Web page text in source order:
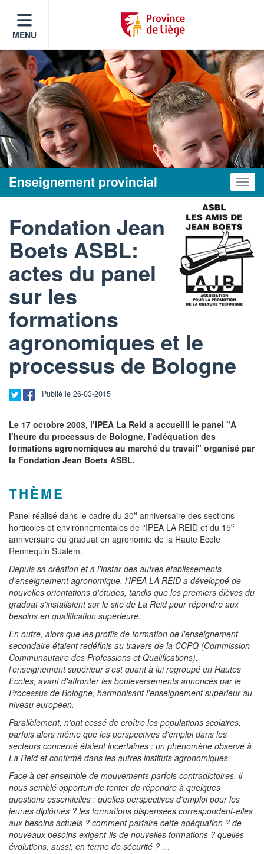
MENU
Enseignement provincial
Fondation Jean
Boets ASBL:
actes du panel
sur les
formations
agronomiques et le
processus de Bologne
Publié le 26-03-2015
Le 17 octobre 2003, l’IPEA La Reid a accueilli le panel "A
l’heure du processus de Bologne, l’adéquation des
formations agronomiques au marché du travail" organisé par
la Fondation Jean Boets ASBL.
THÈME
Panel réalisé dans le cadre du 20e anniversaire des sections
horticoles et environnementales de l'IPEA LA REID et du 15e
anniversaire du graduat en agronomie de la Haute Ecole
Rennequin Sualem.
Depuis sa création et à l'instar des autres établissements
d'enseignement agronomique, l'IPEA LA REID a développé de
nouvelles orientations d'études, tandis que les premiers élèves du
graduat s'installaient sur le site de La Reid pour répondre aux
besoins en qualification supérieure.
En outre, alors que les profils de formation de l'enseignement
secondaire étaient redéfinis au travers de la CCPQ (Commission
Communautaire des Professions et Qualifications),
l'enseignement supérieur s'est quant à lui regroupé en Hautes
Ecoles, avant d'affronter les bouleversements annoncés par le
Processus de Bologne, harmonisant l'enseignement supérieur au
niveau européen.
Parallèlement, n'ont cessé de croître les populations scolaires,
parfois alors même que les perspectives d'emploi dans les
secteurs concerné étaient incertaines : un phénomène observé à
La Reid et confirmé dans les autres instituts agronomiques.
Face à cet ensemble de mouvements parfois contradictoires, il
nous semblé opportun de tenter de répondre à quelques
questions essentielles : quelles perspectives d'emploi pour les
jeunes diplômés ? les formations dispensées correspondent-elles
aux besoins actuels ? comment parfaire cette adéquation ? de
nouveaux besoins exigent-ils de nouvelles formations ? quelles
évolutions, aussi, en terme de sécurité ? …